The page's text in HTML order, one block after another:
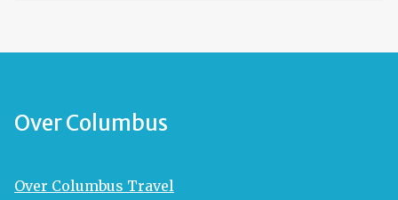
Over Columbus
Over Columbus Travel